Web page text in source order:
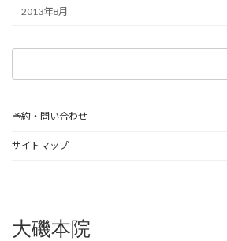
2013年8月
予約・問い合わせ
サイトマップ
大磯本院